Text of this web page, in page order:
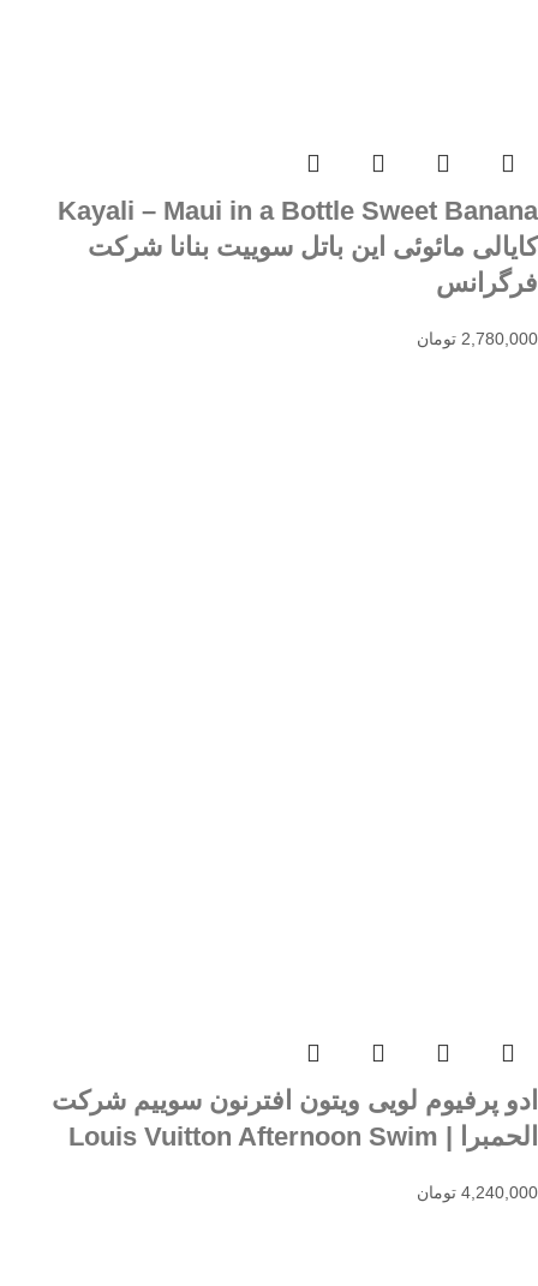
Kayali – Maui in a Bottle Sweet Banana
کایالی مائوئی این باتل سوییت بنانا شرکت
فرگرانس
2,780,000 تومان
ادو پرفیوم لویی ویتون افترنون سوییم شرکت
الحمبرا | Louis Vuitton Afternoon Swim
4,240,000 تومان